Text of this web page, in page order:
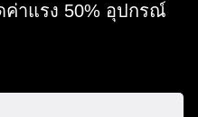
าแรง 50% อุปกรณ์